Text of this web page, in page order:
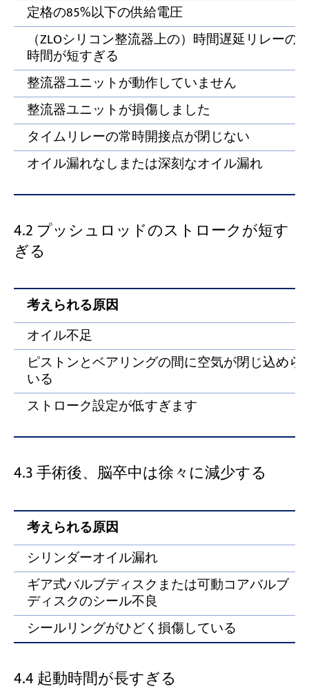
定格の85%以下の供給電圧
（ZLOシリコン整流器上の）時間遅延リレーの
時間が短すぎる
整流器ユニットが動作していません
整流器ユニットが損傷しました
タイムリレーの常時開接点が閉じない
オイル漏れなしまたは深刻なオイル漏れ
4.2 プッシュロッドのストロークが短す
ぎる
考えられる原因
オイル不足
ピストンとベアリングの間に空気が閉じ込めら
いる
ストローク設定が低すぎます
4.3 手術後、脳卒中は徐々に減少する
考えられる原因
シリンダーオイル漏れ
ギア式バルブディスクまたは可動コアバルブ
ディスクのシール不良
シールリングがひどく損傷している
4.4 起動時間が長すぎる